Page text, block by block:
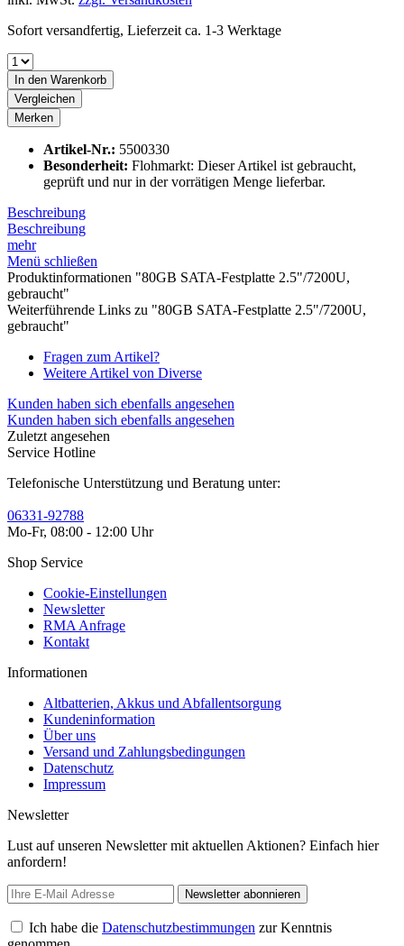
Sofort versandfertig, Lieferzeit ca. 1-3 Werktage
In den Warenkorb
Vergleichen
Merken
Artikel-Nr.: 5500330
Besonderheit: Flohmarkt: Dieser Artikel ist gebraucht,
geprüft und nur in der vorrätigen Menge lieferbar.
Beschreibung
Beschreibung
mehr
Menü schließen
Produktinformationen "80GB SATA-Festplatte 2.5"/7200U,
gebraucht"
Weiterführende Links zu "80GB SATA-Festplatte 2.5"/7200U,
gebraucht"
Fragen zum Artikel?
Weitere Artikel von Diverse
Kunden haben sich ebenfalls angesehen
Kunden haben sich ebenfalls angesehen
Zuletzt angesehen
Service Hotline
Telefonische Unterstützung und Beratung unter:
06331-92788
Mo-Fr, 08:00 - 12:00 Uhr
Shop Service
Cookie-Einstellungen
Newsletter
RMA Anfrage
Kontakt
Informationen
Altbatterien, Akkus und Abfallentsorgung
Kundeninformation
Über uns
Versand und Zahlungsbedingungen
Datenschutz
Impressum
Newsletter
Lust auf unseren Newsletter mit aktuellen Aktionen? Einfach hier
anfordern!
Newsletter abonnieren
Ich habe die Datenschutzbestimmungen zur Kenntnis